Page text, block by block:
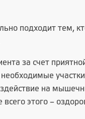
подходит тем,
за счет
на
этого –